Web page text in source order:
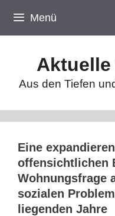
Inhalt
springen
Menü
Aus den Tiefen
Eine
offensichtlichen
Wohnungsfrage
sozialen
liegenden Jahre